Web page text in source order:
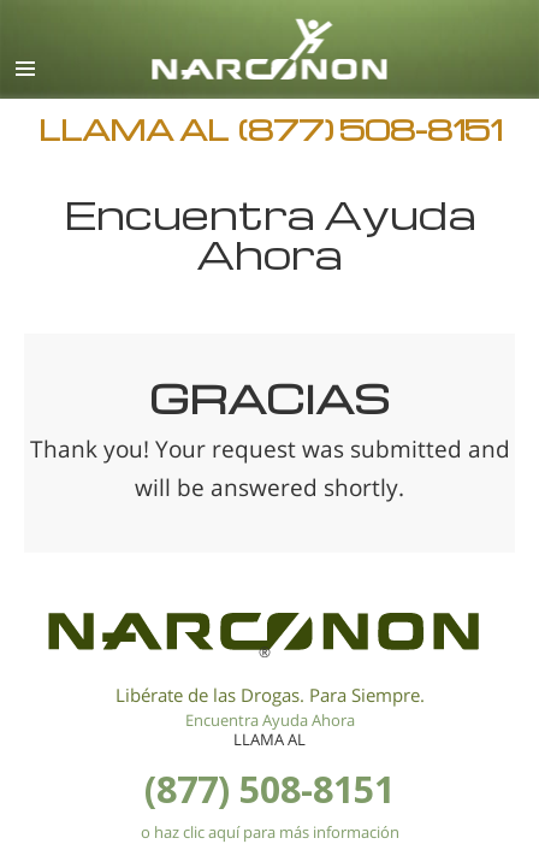
Español
Inglés
Todas las Regiones/Idiomas
LLAMA AL (877) 508-8151
Encuentra Ayuda
Ahora
GRACIAS
Thank you! Your request was submitted and
will be answered shortly.
®
Libérate de las Drogas. Para Siempre.
Encuentra Ayuda Ahora
LLAMA AL
(877) 508-8151
o haz clic aquí para más información